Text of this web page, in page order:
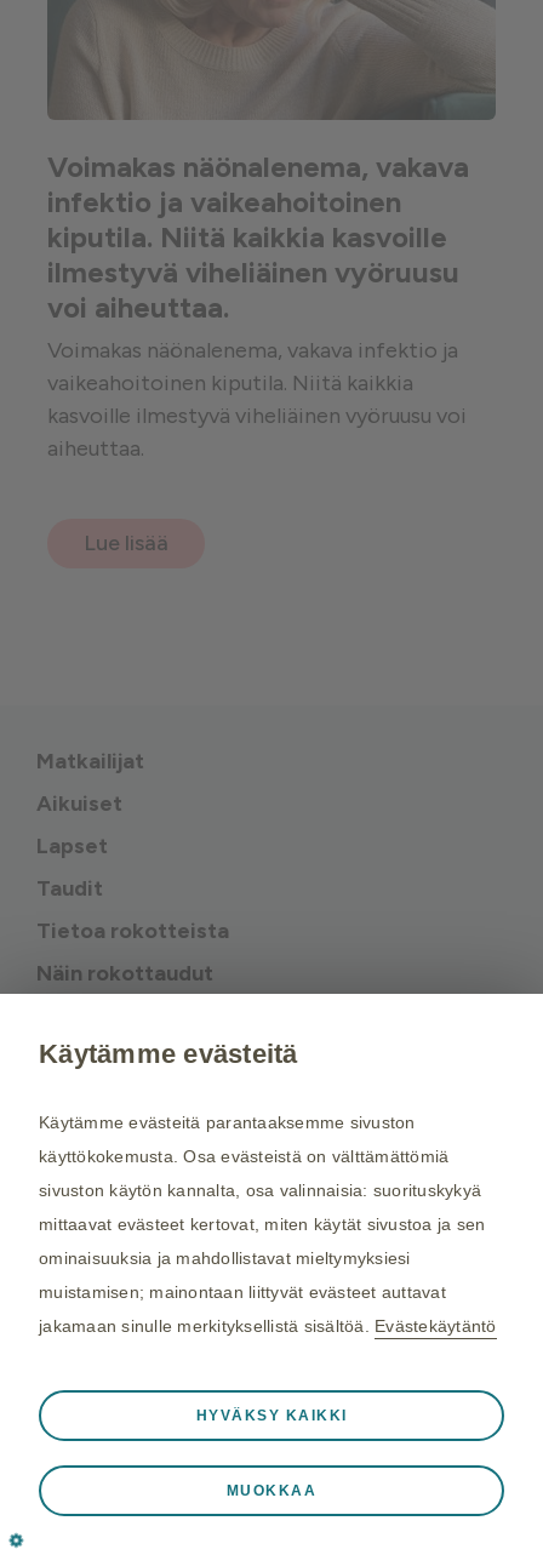
Voimakas näönalenema, vakava
infektio ja vaikeahoitoinen
kiputila. Niitä kaikkia kasvoille
ilmestyvä viheliäinen vyöruusu
voi aiheuttaa.
Voimakas näönalenema, vakava infektio ja
vaikeahoitoinen kiputila. Niitä kaikkia
kasvoille ilmestyvä viheliäinen vyöruusu voi
aiheuttaa.
Lue lisää
Matkailijat
Aikuiset
Lapset
Taudit
Tietoa rokotteista
Näin rokottaudut
Käyttöehdot
Tietosuojamenettely
Evästeet
Yhteystiedot
Porkkalankatu 20 A, 00180 Helsinki
www.gsk.fi
Käytämme evästeitä
Käytämme evästeitä parantaaksemme sivuston
käyttökokemusta. Osa evästeistä on välttämättömiä
sivuston käytön kannalta, osa valinnaisia: suorituskykyä
mittaavat evästeet kertovat, miten käytät sivustoa ja sen
ominaisuuksia ja mahdollistavat mieltymyksiesi
muistamisen; mainontaan liittyvät evästeet auttavat
jakamaan sinulle merkityksellistä sisältöä. Evästekäytäntö
Välttämättömät evästeet ❮
kuten istuntotietojen tallennukseen vierailun
aikana, eväste- ja tag-asetusten hallintaan
MUOKKAA
HYVÄKSY KAIKKI